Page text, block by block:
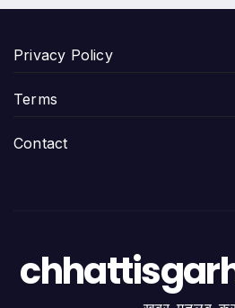
Privacy Policy
Terms
Contact